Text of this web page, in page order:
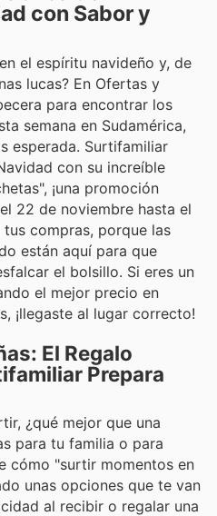
con Sabor y
el espíritu navideño y, de
lucas? En Ofertas y
para encontrar los
semana en Sudamérica,
esperada. Surtifamiliar
con su increíble
¡una promoción
22 de noviembre hasta el
compras, porque las
están aquí para que
el bolsillo. Si eres un
el mejor precio en
¡llegaste al lugar correcto!
El Regalo
Prepara
¿qué mejor que una
para tu familia o para
cómo "surtir momentos en
unas opciones que te van
al recibir o regalar una